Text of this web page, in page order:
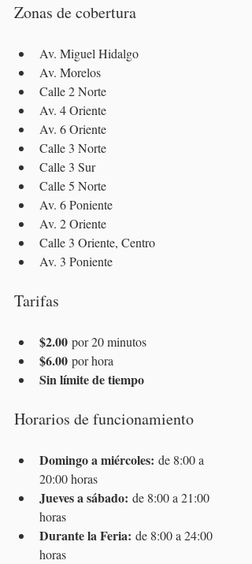
Zonas de cobertura
Av. Miguel Hidalgo
Av. Morelos
Calle 2 Norte
Av. 4 Oriente
Av. 6 Oriente
Calle 3 Norte
Calle 3 Sur
Calle 5 Norte
Av. 6 Poniente
Av. 2 Oriente
Calle 3 Oriente, Centro
Av. 3 Poniente
Tarifas
$2.00 por 20 minutos
$6.00 por hora
Sin límite de tiempo
Horarios de funcionamiento
Domingo a miércoles: de 8:00 a
20:00 horas
Jueves a sábado: de 8:00 a 21:00
horas
Durante la Feria: de 8:00 a 24:00
horas